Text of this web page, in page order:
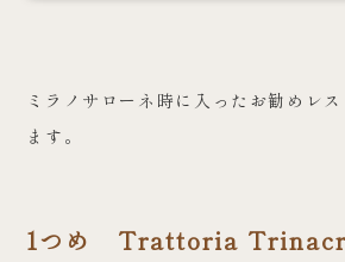
ミラノサローネ時に入ったお勧めレ
ます。
1つめ Trattoria